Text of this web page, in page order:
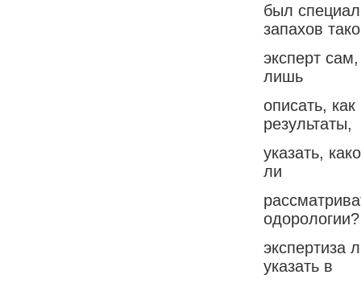
был
запахов
эксперт
лишь
описать,
результаты,
указать,
ли
экспертиза
указать в